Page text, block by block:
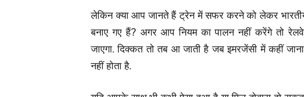
लेकिन क्या आप जानते हैं ट्रेन में सफर करने को लेकर
बनाए गए हैं? अगर आप नियम का पालन नहीं करेंगे तो रेलवे
जाएगा. दिक्कत तो तब आ जाती है जब इमरजेंसी में कहीं
नहीं होता है.